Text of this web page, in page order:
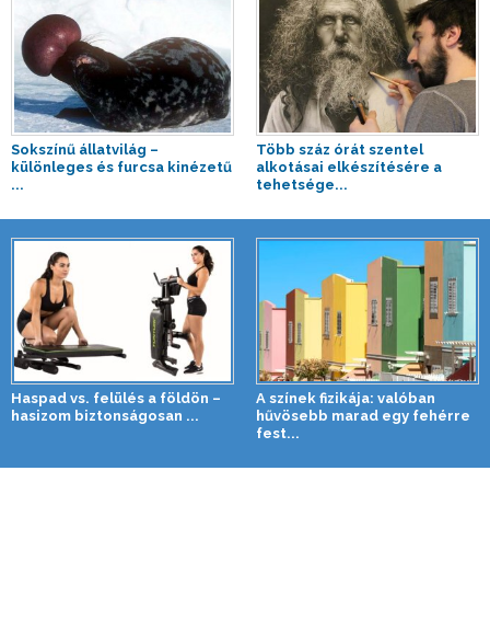
Sokszínű állatvilág –
különleges és furcsa kinézetű
...
Több száz órát szentel
alkotásai elkészítésére a
tehetsége...
Haspad vs. felülés a földön –
hasizom biztonságosan ...
A színek fizikája: valóban
hűvösebb marad egy fehérre
fest...